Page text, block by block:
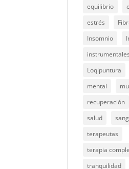
equilibrio
estrés
Insomnio
instrumentales
Loqipuntura
mental
recuperación
salud
terapeutas
terapia
tranquilidad